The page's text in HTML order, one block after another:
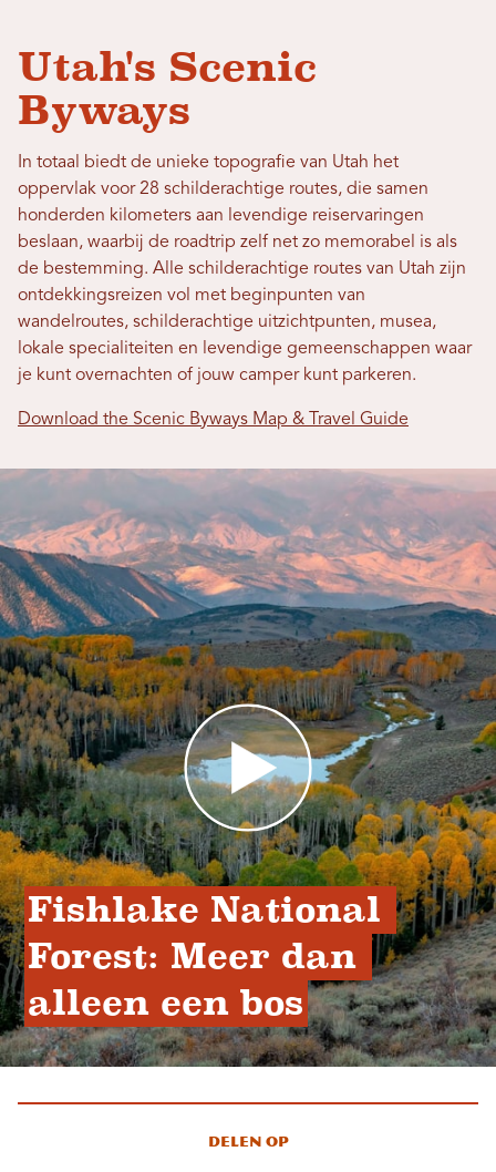
Utah's Scenic
Byways
In totaal biedt de unieke topografie van Utah het
oppervlak voor 28 schilderachtige routes, die samen
honderden kilometers aan levendige reiservaringen
beslaan, waarbij de roadtrip zelf net zo memorabel is als
de bestemming. Alle schilderachtige routes van Utah zijn
ontdekkingsreizen vol met beginpunten van
wandelroutes, schilderachtige uitzichtpunten, musea,
lokale specialiteiten en levendige gemeenschappen waar
je kunt overnachten of jouw camper kunt parkeren.
Download the Scenic Byways Map & Travel Guide
Fishlake National
Forest: Meer dan
alleen een bos
Delen op